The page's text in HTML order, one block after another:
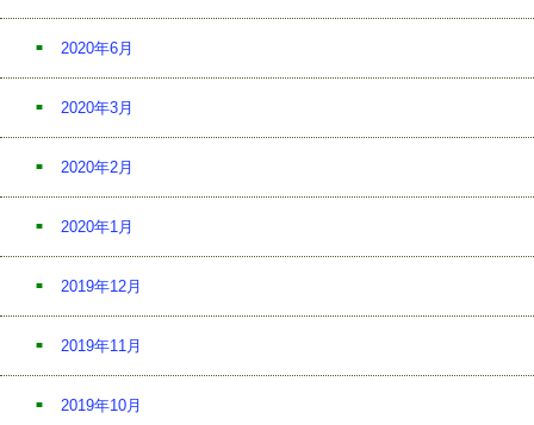
2020年6月
2020年3月
2020年2月
2020年1月
2019年12月
2019年11月
2019年10月